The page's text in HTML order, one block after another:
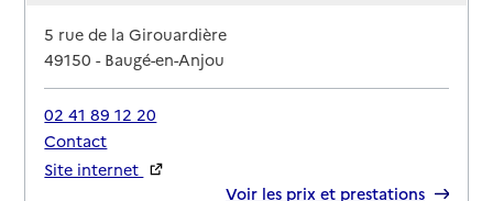
Adresse
5 rue de la Girouardière
49150-Baugé-en-Anjou
02 41 89 12 20
Contact
Site internet
Voir les prix et prestations